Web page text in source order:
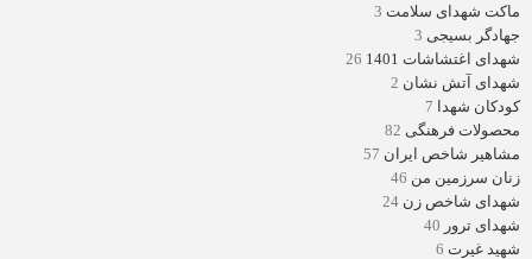
ماکت شهدای سلامت 3
جهادگر بسیجی 3
شهدای اغتشاشات 1401
26
شهدای آتش نشان 2
کودکان شهدا 7
محصولات فرهنگی 82
مشاهیر شاخص ایران 57
زنان سرزمین من 46
شهدای شاخص زن 24
شهدای ترور 40
شهید غیرت 6